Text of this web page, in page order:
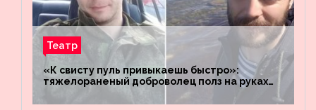
Театр
«К свисту пуль привыкаешь быстро»:
тяжелораненый доброволец полз на руках
четыре километра через заминированное
поле